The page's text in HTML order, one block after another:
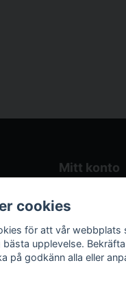
Mitt konto
Registrera dig
Våra
cookies
för att vår webbplats
upplevelse.
på godkänn alla eller